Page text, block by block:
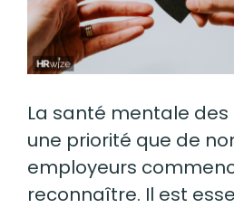
La santé mentale
une priorité que de
employeurs
reconnaître. Il est